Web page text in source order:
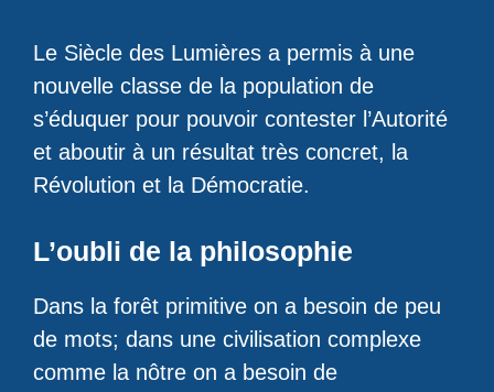
Le Siècle des Lumières a permis à une
nouvelle classe de la population de
s’éduquer pour pouvoir contester l’Autorité
et aboutir à un résultat très concret, la
Révolution et la Démocratie.
L’oubli de la philosophie
Dans la forêt primitive on a besoin de peu
de mots; dans une civilisation complexe
comme la nôtre on a besoin de